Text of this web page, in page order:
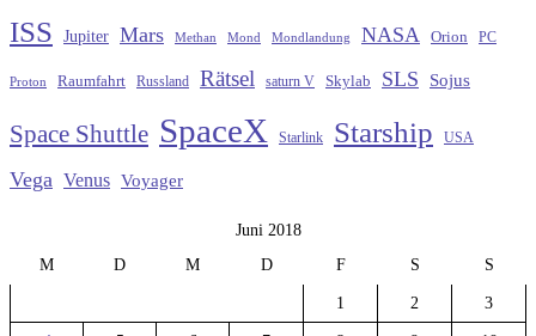
ISS Jupiter Mars Methan Mond Mondlandung NASA Orion PC
Proton Raumfahrt Russland Rätsel saturn V Skylab SLS Sojus
Space Shuttle SpaceX Starlink Starship USA
Vega Venus Voyager
Juni 2018
M
D M D F S S
1 2 3